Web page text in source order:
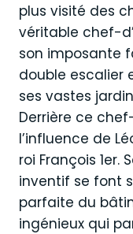
plus visité des
véritable chef-
son imposante
double escalier
ses vastes
Derrière ce
l’influence de
roi François 1er.
inventif se font
parfaite du
ingénieux qui